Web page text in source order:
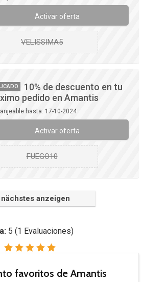
Activar oferta
VELISSIMA5
10% de descuento en tu
pedido en Amantis
hasta: 17-10-2024
Activar oferta
FUEGO10
anzeigen
5 (1 Evaluaciones)
favoritos de Amantis